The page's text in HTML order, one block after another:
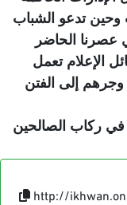
تدعو الشباب
عصرنا الحاضر
الإعلام تعمل
وجرهم إلى الفتن
ركاب الصالحين
http://